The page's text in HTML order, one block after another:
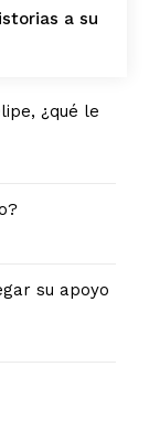
a su
¿qué le
su apoyo